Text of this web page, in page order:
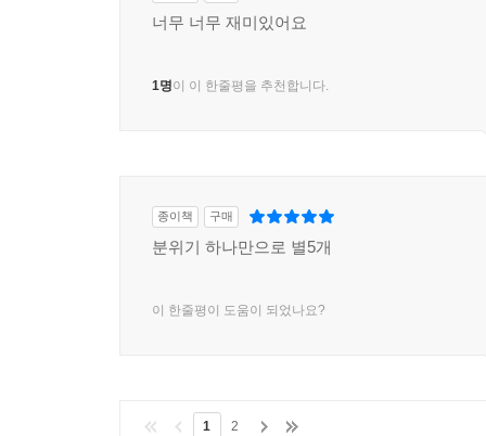
너무 너무 재미있어요
1명이 이 한줄평을 추천합니다.
종이책 구매
분위기 하나만으로 별5개
이 한줄평이 도움이 되었나요?
1 2